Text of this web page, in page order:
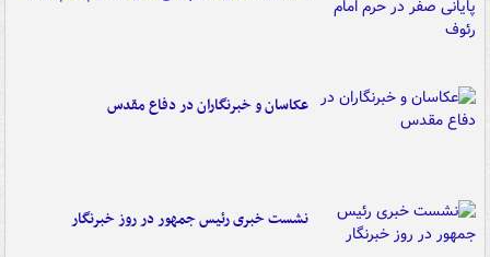
عکاسان و خبرنگاران در دفاع مقدس
نشست خبری رئیس جمهور در روز خبرنگار